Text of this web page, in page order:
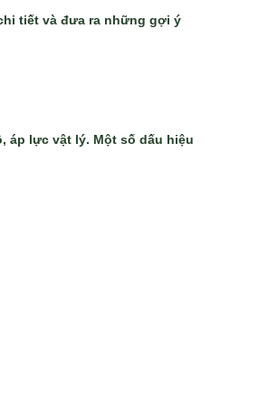
tiết và đưa ra những gợi ý
áp lực vật lý. Một số dấu hiệu